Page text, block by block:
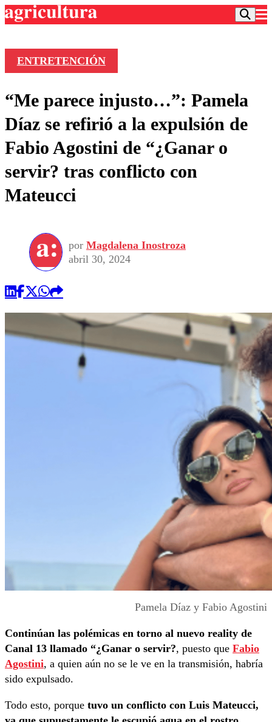
Frecuencias
Agricultura TV
Deportes
Colo Colo
Motor
Otros Deportes
Seleccion Chilena
Universidad Católica
Universidad de Chile
Entretención
Dato Practico
Economía
Política
Sustentabilidad
Vida Social
Publicaciones en medios
Comercial
ENTRETENCIÓN
“Me parece injusto…”: Pamela
Díaz se refirió a la expulsión de
Fabio Agostini de “¿Ganar o
servir? tras conflicto con
Mateucci
por Magdalena Inostroza
abril 30, 2024
Pamela Díaz y Fabio Agostini
Continúan las polémicas en torno al nuevo reality de
Canal 13 llamado “¿Ganar o servir?, puesto que Fabio
Agostini, a quien aún no se le ve en la transmisión, habría
sido expulsado.
Todo esto, porque tuvo un conflicto con Luis Mateucci,